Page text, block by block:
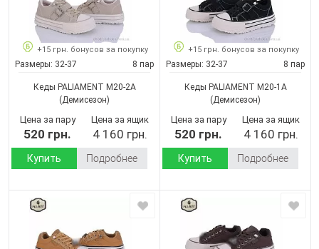
+15 грн. бонусов за покупку
Размеры: 32-37 8 пар
Кеды PALIAMENT M20-2A
(Демисезон)
Цена за пару
520 грн.
Цена за ящик
4 160 грн.
Купить Подробнее
+15 грн. бонусов за покупку
Размеры: 32-37 8 пар
Кеды PALIAMENT M20-1A
(Демисезон)
Цена за пару
520 грн.
Цена за ящик
4 160 грн.
Купить Подробнее